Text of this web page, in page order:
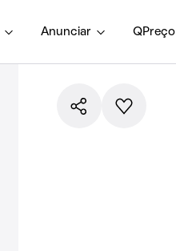
Anunciar QPreço